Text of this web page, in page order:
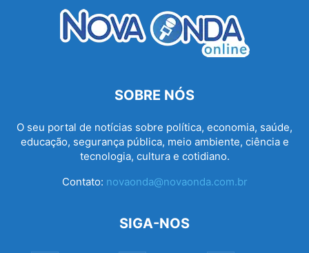
SOBRE NÓS
O seu portal de notícias sobre política, economia, saúde,
educação, segurança pública, meio ambiente, ciência e
tecnologia, cultura e cotidiano.
Contato: novaonda@novaonda.com.br
SIGA-NOS